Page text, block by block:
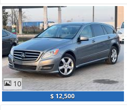
10
$ 12,500